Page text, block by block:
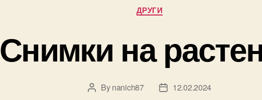
Categories
ДРУГИ
Снимки на
PostBynanich87
Post12.02.2024